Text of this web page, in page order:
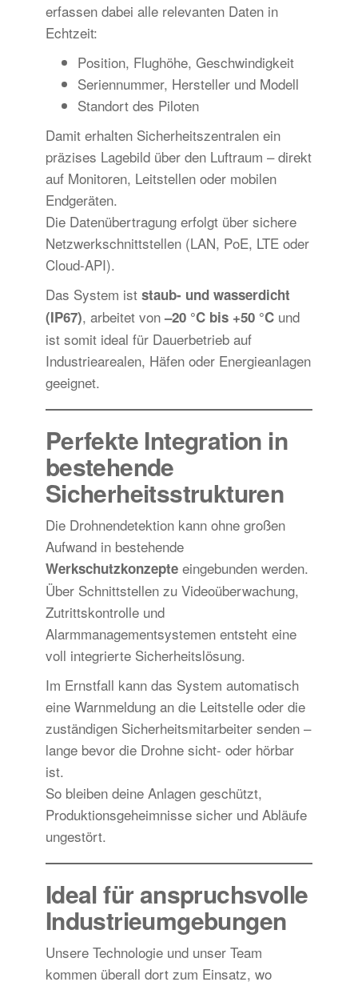
erfassen dabei alle relevanten Daten in
Echtzeit:
Position, Flughöhe, Geschwindigkeit
Seriennummer, Hersteller und Modell
Standort des Piloten
Damit erhalten Sicherheitszentralen ein
präzises Lagebild über den Luftraum – direkt
auf Monitoren, Leitstellen oder mobilen
Endgeräten.
Die Datenübertragung erfolgt über sichere
Netzwerkschnittstellen (LAN, PoE, LTE oder
Cloud-API).
Das System ist staub- und wasserdicht
(IP67), arbeitet von –20 °C bis +50 °Cund
ist somit ideal für Dauerbetrieb auf
Industriearealen, Häfen oder Energieanlagen
geeignet.
Perfekte Integration in
bestehende
Sicherheitsstrukturen
Die Drohnendetektion kann ohne großen
Aufwand in bestehende
Werkschutzkonzepteeingebunden werden.
Über Schnittstellen zu Videoüberwachung,
Zutrittskontrolle und
Alarmmanagementsystemen entsteht eine
voll integrierte Sicherheitslösung.
Im Ernstfall kann das System automatisch
eine Warnmeldung an die Leitstelle oder die
zuständigen Sicherheitsmitarbeiter senden –
lange bevor die Drohne sicht- oder hörbar
ist.
So bleiben deine Anlagen geschützt,
Produktionsgeheimnisse sicher und Abläufe
ungestört.
Ideal für anspruchsvolle
Industrieumgebungen
Unsere Technologie und unser Team
kommen überall dort zum Einsatz, wo